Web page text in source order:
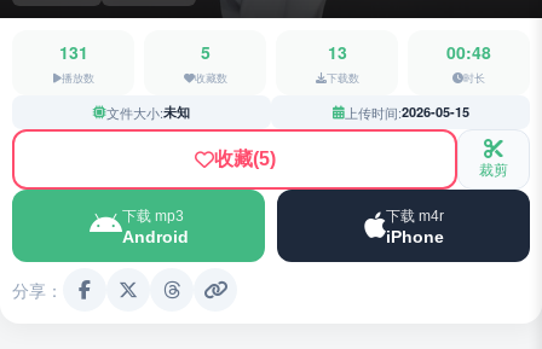
131
播放数
5
收藏数
13
下载数
00:48
时长
文件大小:未知 上传时间:2026-05-15
收藏(5) 裁剪
下载 mp3
Android
下载 m4r
iPhone
分享：